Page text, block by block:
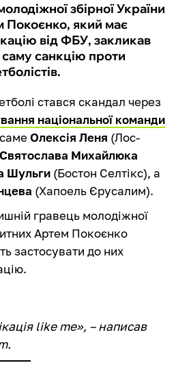
збірної України
Покоєнко, який має
від ФБУ, закликав
санкцію проти
стався скандал через
національної команди
Олексія Леня (Лос-
Святослава Михайлюка
Шульги (Бостон Селтікс), а
(Хапоель Єрусалим).
гравець молодіжної
Артем Покоєнко
застосувати до них
like me», – написав